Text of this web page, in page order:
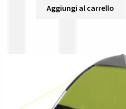
Aggiungi al carrello